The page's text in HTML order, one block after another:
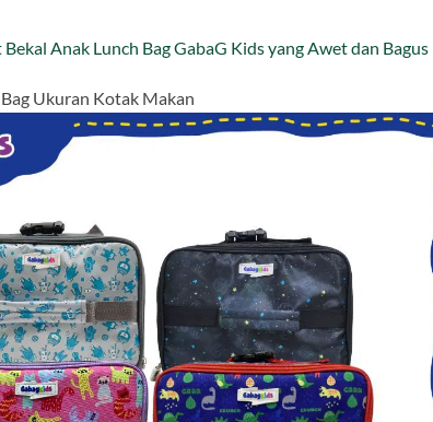
Anak Lunch Bag GabaG Kids yang Awet dan Bagus
Ukuran Kotak Makan